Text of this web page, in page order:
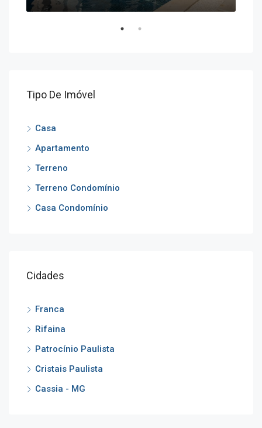
Tipo De Imóvel
Casa
Apartamento
Terreno
Terreno Condomínio
Casa Condomínio
Cidades
Franca
Rifaina
Patrocínio Paulista
Cristais Paulista
Cassia - MG